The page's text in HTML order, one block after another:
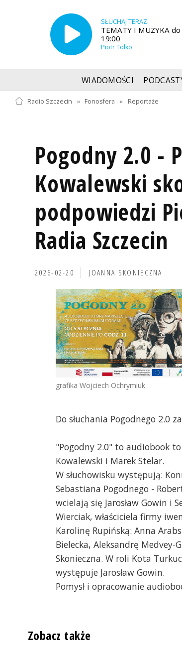
SŁUCHAJ TERAZ
TEMATY I MUZYKA do
19:00
Piotr Tolko
WIADOMOŚCI
Radio Szczecin » Fonosfera » Reportaże
Pogodny 2.0 -
Kowalewski
podpowiedzi
Radia Szczecin
2026-02-20 JOANNA SKONIECZNA
grafika Wojciech Ochrymiuk
Do słuchania Pogodnego 2.0
"Pogodny 2.0" to audiobook
Kowalewski i Marek Stelar.
W słuchowisku występują:
Sebastiana Pogodnego -
wcielają się Jarosław Gowin i
Wierciak, właściciela firmy
Karolinę Rupińską: Anna
Bielecka, Aleksandrę Medvey-
Skonieczna. W roli Kota
występuje Jarosław Gowin.
Pomysł i opracowanie
Zobacz także